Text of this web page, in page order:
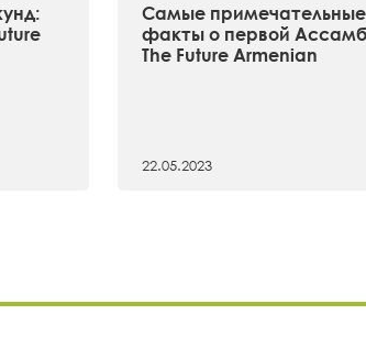
Самые примечательные
факты о первой
The Future Armenian
22.05.2023